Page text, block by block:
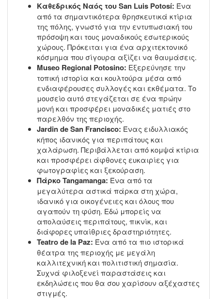
Καθεδρικός Ναός του San Luis Potosí: Ένα
από τα σημαντικότερα θρησκευτικά κτίρια
της πόλης, γνωστό για την εντυπωσιακή του
πρόσοψη και τους μοναδικούς εσωτερικούς
χώρους. Πρόκειται για ένα αρχιτεκτονικό
κόσμημα που σίγουρα αξίζει να θαυμάσεις.
Museo Regional Potosino: Εξερεύνησε την
τοπική ιστορία και κουλτούρα μέσα από
ενδιαφέρουσες συλλογές και εκθέματα. Το
μουσείο αυτό στεγάζεται σε ένα πρώην
μονή και προσφέρει μοναδικές ματιές στο
παρελθόν της περιοχής.
Jardin de San Francisco: Ένας ειδυλλιακός
κήπος ιδανικός για περιπάτους και
χαλάρωση. Περιβάλλεται από κομψά κτίρια
και προσφέρει άφθονες ευκαιρίες για
φωτογραφίες και ξεκούραση.
Πάρκο Tangamanga: Ένα από τα
μεγαλύτερα αστικά πάρκα στη χώρα,
ιδανικό για οικογένειες και όλους που
αγαπούν τη φύση. Εδώ μπορείς να
απολαύσεις περιπάτους, πικνίκ, και
διάφορες υπαίθριες δραστηριότητες.
Teatro de la Paz: Ένα από τα πιο ιστορικά
θέατρα της περιοχής με μεγάλη
καλλιτεχνική και πολιτιστική σημασία.
Συχνά φιλοξενεί παραστάσεις και
εκδηλώσεις που θα σου χαρίσουν αξέχαστες
στιγμές.